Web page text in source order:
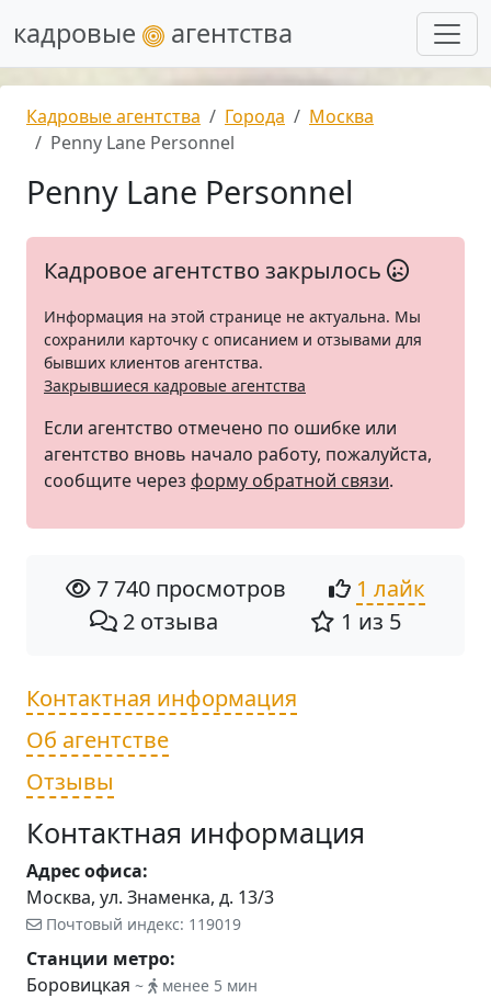
кадровые агентства
Кадровые агентства Города
Москва
Penny Lane Personnel
Penny Lane Personnel
Кадровое агентство закрылось
Информация на этой странице не актуальна. Мы
сохранили карточку с описанием и отзывами для
бывших клиентов агентства.
Закрывшиеся кадровые агентства
Если агентство отмечено по ошибке или
агентство вновь начало работу, пожалуйста,
сообщите через форму обратной связи.
7 740 просмотров
1 лайк
2 отзыва
1 из 5
Контактная информация
Об агентстве
Отзывы
Контактная информация
Адрес офиса:
Москва, ул. Знаменка, д. 13/3
Почтовый индекс: 119019
Станции метро:
Боровицкая ~ менее 5 мин